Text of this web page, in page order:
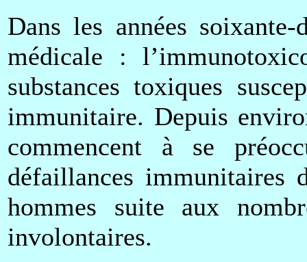
Dans les années
médicale :
substances toxiques
immunitaire. Depuis
commencent à se
défaillances immunitaires
hommes suite aux
involontaires.